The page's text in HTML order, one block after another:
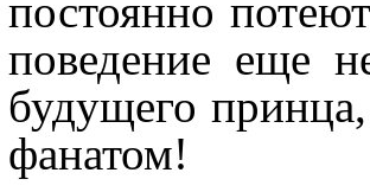
постоянно
поведение еще
будущего
фанатом!